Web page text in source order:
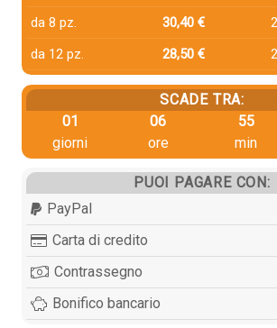
da 8 pz.
30,40 €
da 12 pz.
28,50 €
SCADE TRA:
01
giorni
06
ore
55
min
PUOI PAGARE CON:
PayPal
Carta di credito
Contrassegno
Bonifico bancario